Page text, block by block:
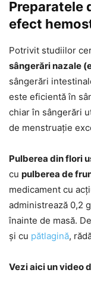
Preparatele
efect
Potrivit studiilor
sângerări nazale
sângerări
este eficientă în
chiar în sângerări
de menstruație
Pulberea din flori
cu pulberea de
medicament cu
administrează 0,2
înainte de masă.
și cu pătlagină,
Vezi aici un video